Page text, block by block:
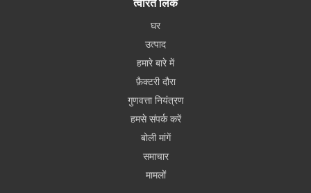
त्वरित लिंक
घर
उत्पाद
हमारे बारे में
फ़ैक्टरी दौरा
गुणवत्ता नियंत्रण
हमसे संपर्क करें
बोली मांगें
समाचार
मामलों